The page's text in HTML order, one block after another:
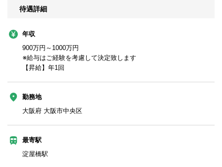
待遇詳細
年収
900万円～1000万円
※給与はご経験を考慮して決定致します
【昇給】年1回
勤務地
大阪府 大阪市中央区
最寄駅
淀屋橋駅